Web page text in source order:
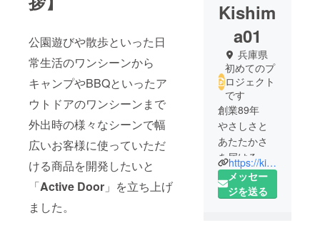
公園遊びや散歩といった日
常生活のワンシーンから
キャンプやBBQといったア
ウトドアのワンシーンまで
外出時の様々なシーンで幅
広いお客様に使っていただ
ける商品を開発したいと
「Active Door 」を立ち上げ
ました。
Kishim
a01
兵庫県
初めてのプ
ロジェクト
です
創業89年
やさしさと
あたたかさ
を届ける
木島岩吉が
https://kishima.com/
メッセー
ジを送る